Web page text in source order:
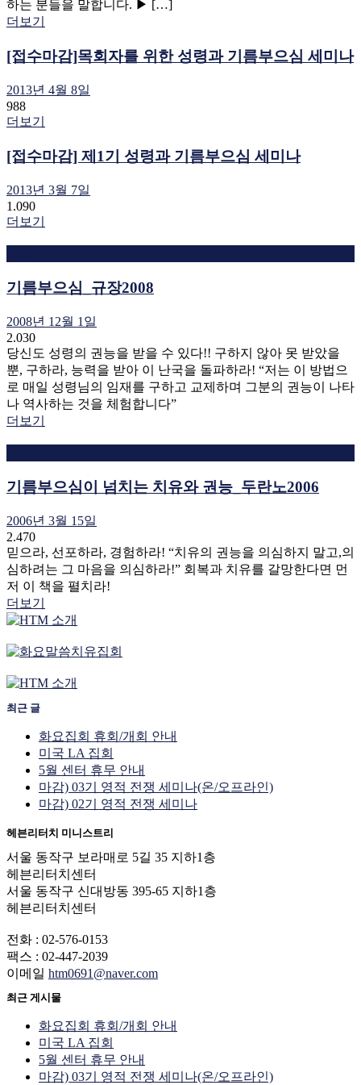
하는 분들을 말합니다. ▶ […]
더보기
[접수마감]목회자를 위한 성령과 기름부으심 세미나
2013년 4월 8일
988
더보기
[접수마감] 제1기 성령과 기름부으심 세미나
2013년 3월 7일
1.090
더보기
기름부으심_규장2008
2008년 12월 1일
2.030
당신도 성령의 권능을 받을 수 있다!! 구하지 않아 못 받았을
뿐, 구하라, 능력을 받아 이 난국을 돌파하라! “저는 이 방법으
로 매일 성령님의 임재를 구하고 교제하며 그분의 권능이 나타
나 역사하는 것을 체험합니다”
더보기
기름부으심이 넘치는 치유와 권능_두란노2006
2006년 3월 15일
2.470
믿으라, 선포하라, 경험하라! “치유의 권능을 의심하지 말고,의
심하려는 그 마음을 의심하라!” 회복과 치유를 갈망한다면 먼
저 이 책을 펼치라!
더보기
최근 글
화요집회 휴회/개회 안내
미국 LA 집회
5월 센터 휴무 안내
마감) 03기 영적 전쟁 세미나(온/오프라인)
마감) 02기 영적 전쟁 세미나
헤븐리터치 미니스트리
서울 동작구 보라매로 5길 35 지하1층
헤븐리터치센터
서울 동작구 신대방동 395-65 지하1층
헤븐리터치센터
전화 : 02-576-0153
팩스 : 02-447-2039
이메일 htm0691@naver.com
최근 게시물
화요집회 휴회/개회 안내
미국 LA 집회
5월 센터 휴무 안내
마감) 03기 영적 전쟁 세미나(온/오프라인)